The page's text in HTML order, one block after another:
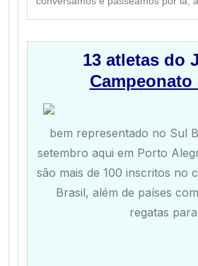
13 atletas do
bem representado no Sul
setembro aqui em Porto
são mais de 100 inscritos no
Brasil, além de países
regatas